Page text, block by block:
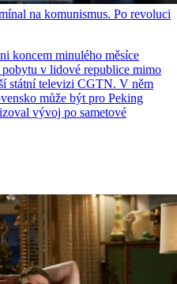
na komunismus. Po revoluci
koncem minulého měsíce
v lidové republice mimo
státní televizi CGTN. V něm
může být pro Peking
vývoj po sametové